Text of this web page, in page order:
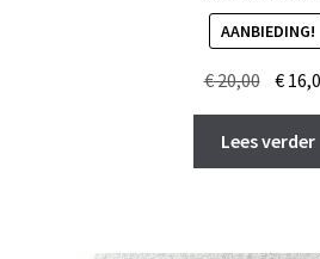
AANBIEDING!
€20,00
prijs
was:
€
€
Lees verder